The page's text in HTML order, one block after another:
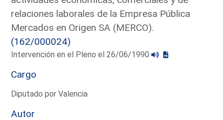
relaciones laborales de la Empresa Pública
Mercados en Origen SA (MERCO).
(162/000024)
Intervención en el Pleno el 26/06/1990
Cargo
Diputado por Valencia
Autor